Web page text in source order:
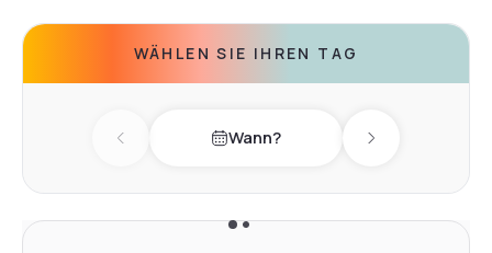
WÄHLEN SIE IHREN TAG
Previous day Wann? Next day